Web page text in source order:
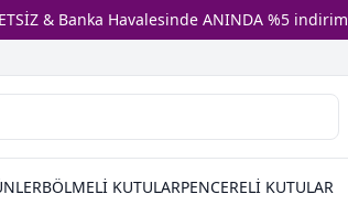
& Banka Havalesinde ANINDA %5 indirim
BÖLMELİ KUTULARPENCERELİ KUTULAR